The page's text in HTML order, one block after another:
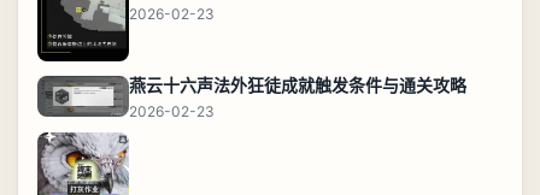
2026-02-23
燕云十六声法外狂徒成就触发条件与通关攻略
2026-02-23